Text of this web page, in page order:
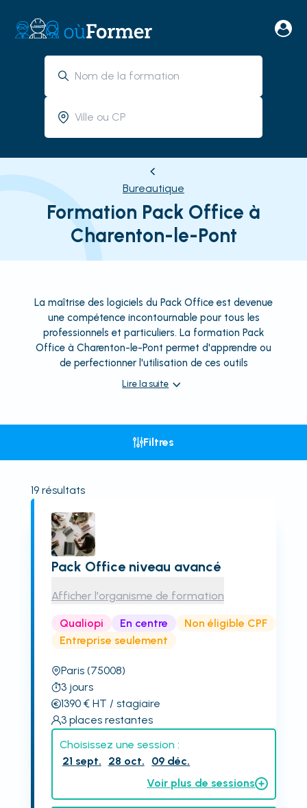
Bureautique
Formation Pack Office à
Charenton-le-Pont
La maîtrise des logiciels du Pack Office est devenue
une compétence incontournable pour tous les
professionnels et particuliers. La formation Pack
Office à Charenton-le-Pont permet d'apprendre ou
de perfectionner l'utilisation de ces outils
Lire la suite
Filtres
19résultats
Pack Office niveau avancé
Afficher l'organisme de formation
Qualiopi En centre
Non éligible CPF
Entreprise seulement
Paris (75008)
3 jours
1390€ HT / stagiaire
3 places restantes
Choisissez une session :
21 sept.
28 oct.
09 déc.
Voir plus de sessions